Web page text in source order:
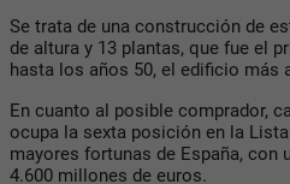
Se trata de una construcción de
de altura y 13 plantas, que fue el
hasta los años 50, el edificio más
En cuanto al posible comprador,
ocupa la sexta posición en la
mayores fortunas de España, con
4.600 millones de euros.